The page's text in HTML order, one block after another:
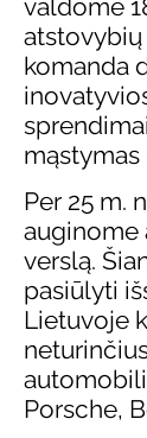
valdome
atstovybių
komanda
mąstymas
Per 25 m.
verslą.
pasiūlyti
Lietuvoje
Porsche,